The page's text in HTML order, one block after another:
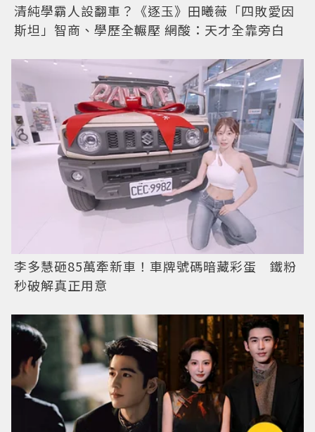
清純學霸人設翻車？《逐玉》田曦薇「四敗愛因
斯坦」智商、學歷全輾壓 網酸：天才全靠旁白
李多慧砸85萬牽新車！車牌號碼暗藏彩蛋 鐵粉
秒破解真正用意